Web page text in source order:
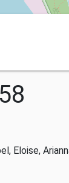
Eloise,